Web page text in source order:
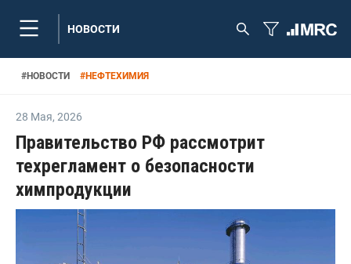
НОВОСТИ
#НОВОСТИ #НЕФТЕХИМИЯ
28 Мая, 2026
Правительство РФ рассмотрит
техрегламент о безопасности
химпродукции